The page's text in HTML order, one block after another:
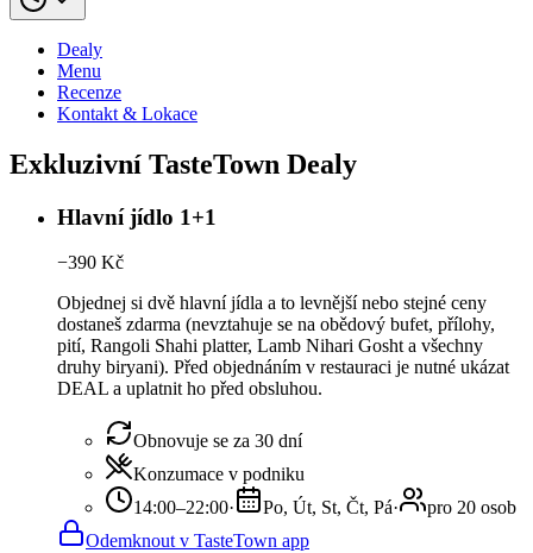
Dealy
Menu
Recenze
Kontakt & Lokace
Exkluzivní TasteTown Dealy
Hlavní jídlo 1+1
−390 Kč
Objednej si dvě hlavní jídla a to levnější nebo stejné ceny
dostaneš zdarma (nevztahuje se na obědový bufet, přílohy,
pití, Rangoli Shahi platter, Lamb Nihari Gosht a všechny
druhy biryani). Před objednáním v restauraci je nutné ukázat
DEAL a uplatnit ho před obsluhou.
Obnovuje se za 30 dní
Konzumace v podniku
14:00–22:00· Po, Út, St, Čt, Pá·
pro 20 osob
Odemknout v TasteTown app